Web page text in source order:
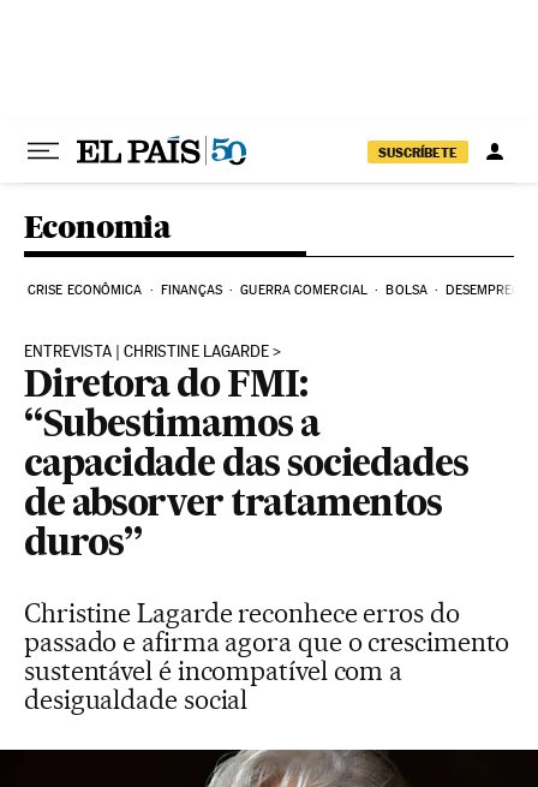
SUSCRÍBETE
Economia
CRISE ECONÔMICA FINANÇAS GUERRA COMERCIAL BOLSA DESEMPREGO
ENTREVISTA | CHRISTINE LAGARDE
Diretora do FMI:
“Subestimamos a
capacidade das sociedades
de absorver tratamentos
duros”
Christine Lagarde reconhece erros do
passado e afirma agora que o crescimento
sustentável é incompatível com a
desigualdade social